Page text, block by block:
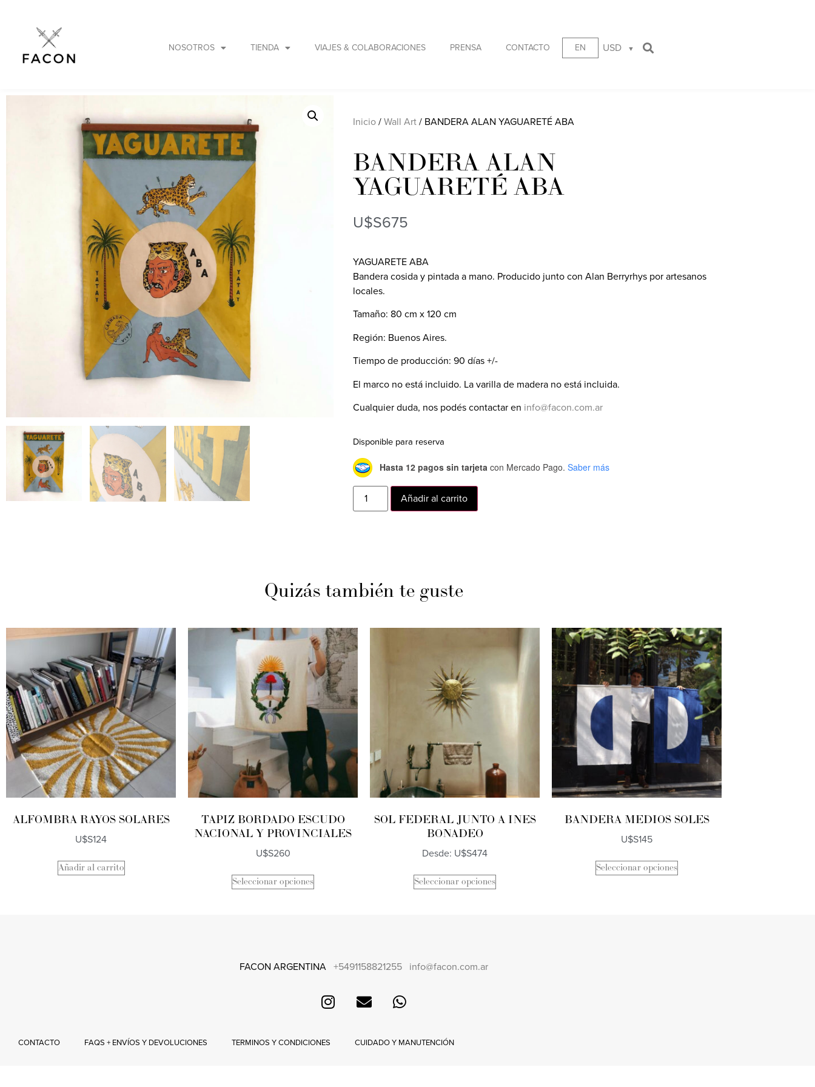
NOSOTROS TIENDA VIAJES & COLABORACIONES PRENSA CONTACTO EN USD
Inicio / Wall Art / BANDERA ALAN YAGUARETÉ ABA
BANDERA ALAN
YAGUARETÉ ABA
U$S675
YAGUARETE ABA
Bandera cosida y pintada a mano. Producido junto con Alan Berryrhys por artesanos
locales.
Tamaño: 80 cm x 120 cm
Región: Buenos Aires.
Tiempo de producción: 90 días +/-
El marco no está incluido. La varilla de madera no está incluida.
Cualquier duda, nos podés contactar en info@facon.com.ar
Disponible para reserva
Hasta 12 pagos sin tarjeta con Mercado Pago. Saber más
Añadir al carrito
Quizás también te guste
ALFOMBRA RAYOS SOLARES
U$S124
Añadir al carrito
TAPIZ BORDADO ESCUDO
NACIONAL Y PROVINCIALES
U$S260
Seleccionar opciones
SOL FEDERAL JUNTO A INES
BONADEO
Desde: U$S474
Seleccionar opciones
BANDERA MEDIOS SOLES
U$S145
Seleccionar opciones
FACON ARGENTINA +5491158821255 info@facon.com.ar
CONTACTO FAQS + ENVÍOS Y DEVOLUCIONES TERMINOS Y CONDICIONES CUIDADO Y MANUTENCIÓN